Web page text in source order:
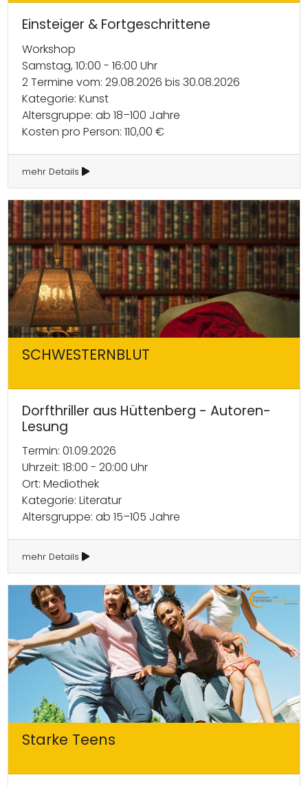
Einsteiger & Fortgeschrittene
Workshop
Samstag, 10:00 - 16:00 Uhr
2 Termine vom: 29.08.2026 bis 30.08.2026
Kategorie: Kunst
Altersgruppe: ab 18–100 Jahre
Kosten pro Person: 110,00 €
mehr Details
SCHWESTERNBLUT
Dorfthriller aus Hüttenberg - Autoren-
Lesung
Termin: 01.09.2026
Uhrzeit: 18:00 - 20:00 Uhr
Ort: Mediothek
Kategorie: Literatur
Altersgruppe: ab 15–105 Jahre
mehr Details
Starke Teens